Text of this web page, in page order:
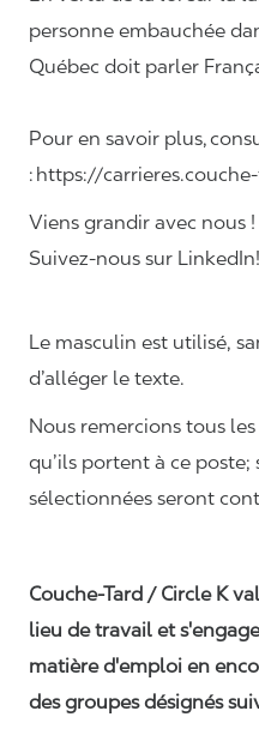
personne embauchée
Québec doit parler
Pour en savoir plus,
: https://
Viens grandir avec nous !
Suivez-nous sur LinkedIn!
Le masculin est utilisé,
d’alléger le texte.
Nous remercions tous
qu’ils portent à ce poste;
sélectionnées seront
Couche-Tard / Circle K
lieu de travail et
matière d'emploi en
des groupes désignés